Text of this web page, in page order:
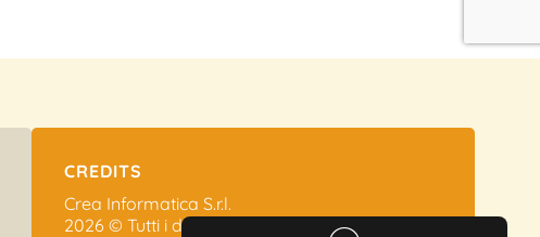
CREDITS
Crea Informatica S.r.l.
2026 © Tutti i diritti riservati.